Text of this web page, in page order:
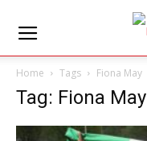
Home Tags Fiona May
Tag: Fiona May